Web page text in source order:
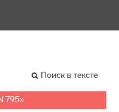
Поиск в тексте
795»